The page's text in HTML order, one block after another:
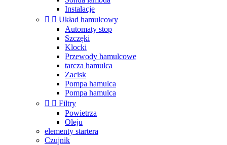
Instalacje
  Układ hamulcowy
Automaty stop
Szczęki
Klocki
Przewody hamulcowe
tarcza hamulca
Zacisk
Pompa hamulca
Pompa hamulca
  Filtry
Powietrza
Oleju
elementy startera
Czujnik